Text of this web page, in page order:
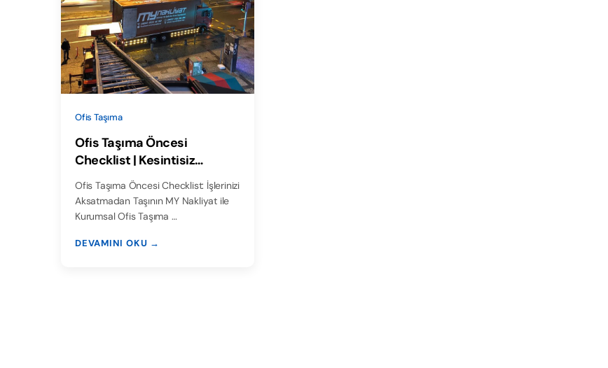
Ofis Taşıma
Ofis Taşıma Öncesi
Checklist | Kesintisiz
Taşınma – MY Nakliyat
Ofis Taşıma Öncesi Checklist: İşlerinizi
Aksatmadan Taşının MY Nakliyat ile
Kurumsal Ofis Taşıma …
DEVAMINI OKU →